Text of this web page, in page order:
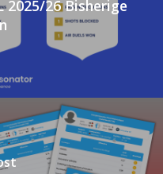
2025/26 Bisherige